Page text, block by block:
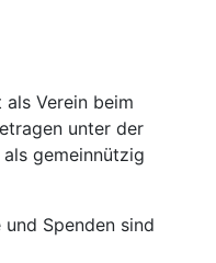
Verein beim
unter der
gemeinnützig
Spenden sind